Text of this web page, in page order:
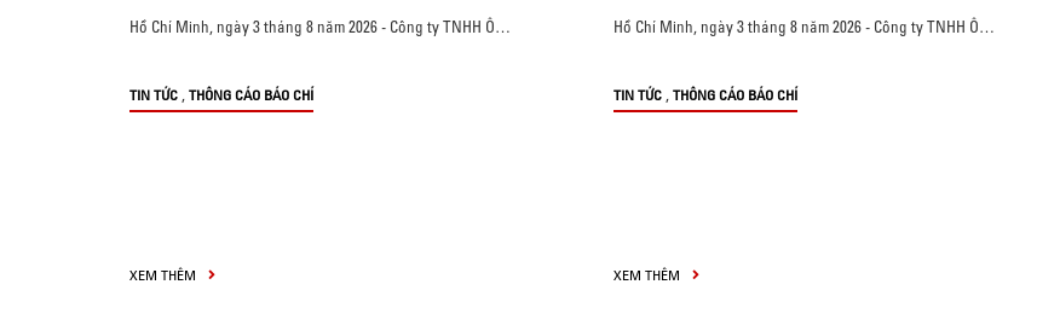
Hồ Chí Minh, ngày 3 tháng 8 năm 2026 - Công ty TNHH Ô…
TIN TỨC , THÔNG CÁO BÁO CHÍ
XEM THÊM
Hồ Chí Minh, ngày 3 tháng 8 năm 2026 - Công ty TNHH Ô…
TIN TỨC , THÔNG CÁO BÁO CHÍ
XEM THÊM